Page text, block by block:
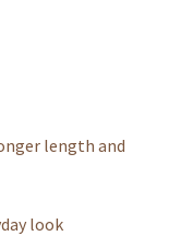
length and
look